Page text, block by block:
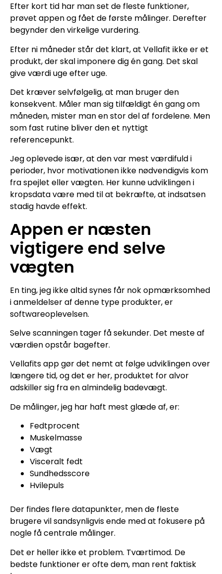
Efter kort tid har man set de fleste funktioner,
prøvet appen og fået de første målinger. Derefter
begynder den virkelige vurdering.
Efter ni måneder står det klart, at Vellafit ikke er et
produkt, der skal imponere dig én gang. Det skal
give værdi uge efter uge.
Det kræver selvfølgelig, at man bruger den
konsekvent. Måler man sig tilfældigt én gang om
måneden, mister man en stor del af fordelene. Men
som fast rutine bliver den et nyttigt
referencepunkt.
Jeg oplevede især, at den var mest værdifuld i
perioder, hvor motivationen ikke nødvendigvis kom
fra spejlet eller vægten. Her kunne udviklingen i
kropsdata være med til at bekræfte, at indsatsen
stadig havde effekt.
Appen er næsten
vigtigere end selve
vægten
En ting, jeg ikke altid synes får nok opmærksomhed
i anmeldelser af denne type produkter, er
softwareoplevelsen.
Selve scanningen tager få sekunder. Det meste af
værdien opstår bagefter.
Vellafits app gør det nemt at følge udviklingen over
længere tid, og det er her, produktet for alvor
adskiller sig fra en almindelig badevægt.
De målinger, jeg har haft mest glæde af, er:
Fedtprocent
Muskelmasse
Vægt
Visceralt fedt
Sundhedsscore
Hvilepuls
Der findes flere datapunkter, men de fleste
brugere vil sandsynligvis ende med at fokusere på
nogle få centrale målinger.
Det er heller ikke et problem. Tværtimod. De
bedste funktioner er ofte dem, man rent faktisk